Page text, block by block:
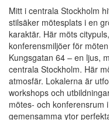
Mitt i centrala Stockholm
stilsäker mötesplats i en
karaktär. Här möts
konferensmiljöer för
Kungsgatan 64 – en ljus,
centrala Stockholm. Här
atmosfär. Lokalerna är
workshops och
mötes- och konferensrum
gemensamma ytor